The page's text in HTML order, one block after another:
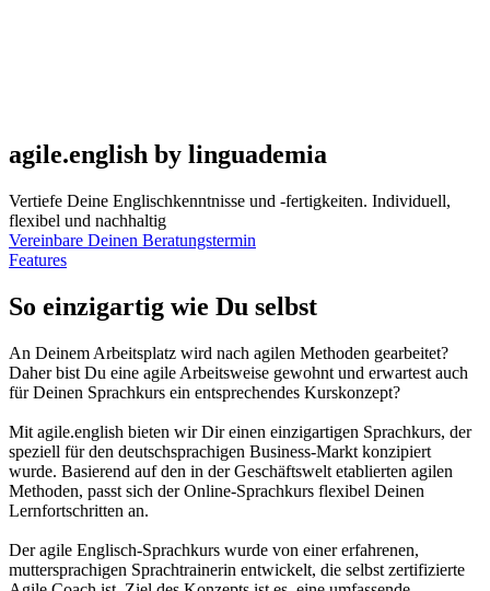
agile.english by linguademia
Vertiefe Deine Englischkenntnisse und -fertigkeiten. Individuell,
flexibel und nachhaltig
Vereinbare Deinen Beratungstermin
Features
So einzigartig wie Du selbst
An Deinem Arbeitsplatz wird nach agilen Methoden gearbeitet?
Daher bist Du eine agile Arbeitsweise gewohnt und erwartest auch
für Deinen Sprachkurs ein entsprechendes Kurskonzept?
Mit agile.english bieten wir Dir einen einzigartigen Sprachkurs, der
speziell für den deutschsprachigen Business-Markt konzipiert
wurde. Basierend auf den in der Geschäftswelt etablierten agilen
Methoden, passt sich der Online-Sprachkurs flexibel Deinen
Lernfortschritten an.
Der agile Englisch-Sprachkurs wurde von einer erfahrenen,
muttersprachigen Sprachtrainerin entwickelt, die selbst zertifizierte